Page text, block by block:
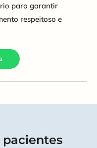
para garantir
respeitoso e
pacientes